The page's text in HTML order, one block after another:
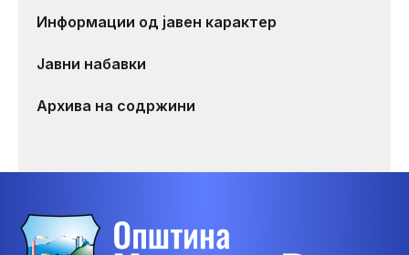
Информации од јавен карактер
Јавни набавки
Архива на содржини